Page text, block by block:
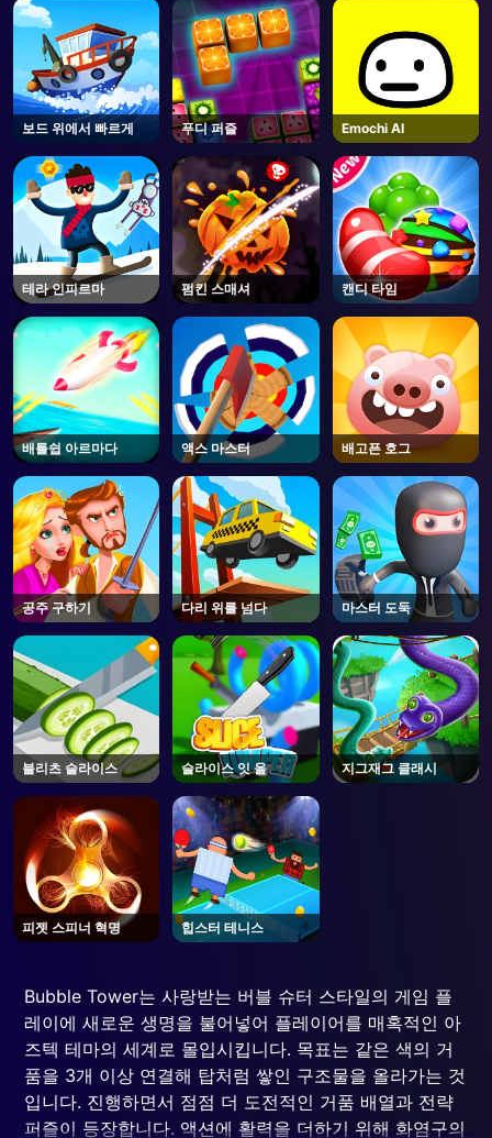
보드 위에서 빠르게 푸디 퍼즐 Emochi AI
테라 인피르마 펌킨 스매셔 캔디 타임
배틀쉽 아르마다 액스 마스터 배고픈 호그
공주 구하기 다리 위를 넘다 마스터 도둑
블리츠 슬라이스 슬라이스 잇 올 지그재그 클래시
피젯 스피너 혁명 힙스터 테니스
Bubble Tower는 사랑받는 버블 슈터 스타일의 게임 플
레이에 새로운 생명을 불어넣어 플레이어를 매혹적인 아
즈텍 테마의 세계로 몰입시킵니다. 목표는 같은 색의 거
품을 3개 이상 연결해 탑처럼 쌓인 구조물을 올라가는 것
입니다. 진행하면서 점점 더 도전적인 거품 배열과 전략
퍼즐이 등장합니다. 액션에 활력을 더하기 위해 화염구의